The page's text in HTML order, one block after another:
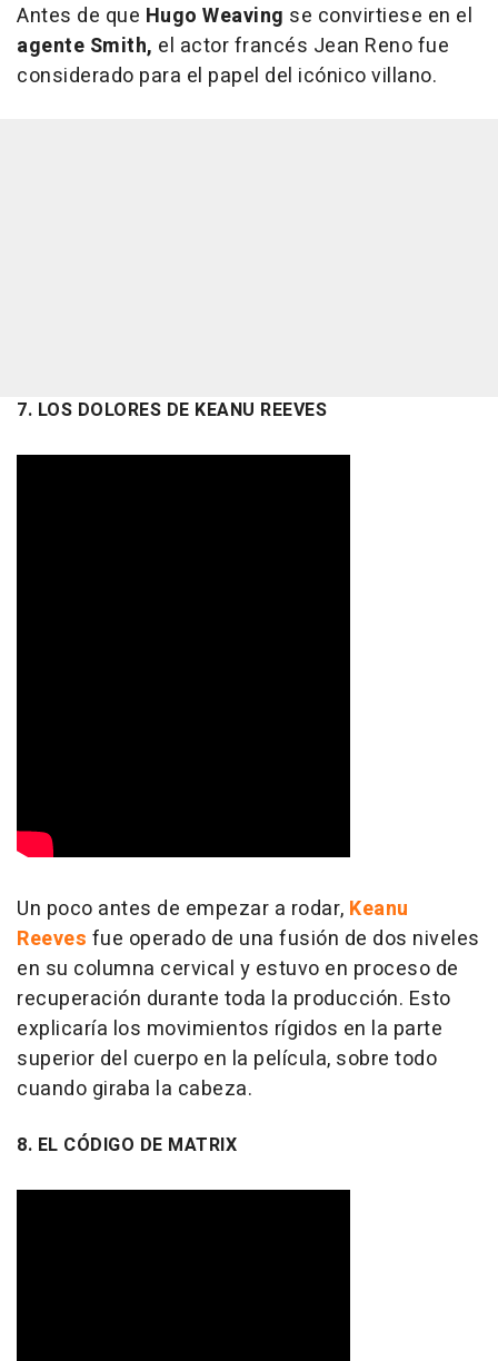
Antes de que Hugo Weaving se convirtiese en el
agente Smith, el actor francés Jean Reno fue
considerado para el papel del icónico villano.
7. LOS DOLORES DE KEANU REEVES
Un poco antes de empezar a rodar, Keanu
Reeves fue operado de una fusión de dos niveles
en su columna cervical y estuvo en proceso de
recuperación durante toda la producción. Esto
explicaría los movimientos rígidos en la parte
superior del cuerpo en la película, sobre todo
cuando giraba la cabeza.
8. EL CÓDIGO DE MATRIX